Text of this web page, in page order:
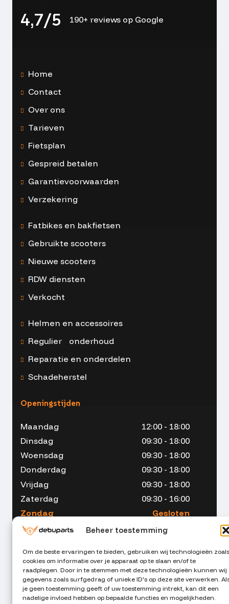
Beheer toestemming
Om de beste ervaringen te bieden, gebruiken wij technologieën zoals
cookies om informatie over je apparaat op te slaan en/of te
raadplegen. Door in te stemmen met deze technologieën kunnen wij
gegevens zoals surfgedrag of unieke ID's op deze site verwerken.
je geen toestemming geeft of uw toestemming intrekt, kan dit een
nadelige invloed hebben op bepaalde functies en mogelijkheden.
4,7/5 190+ reviews op Google
Home
Contact
Over ons
Tarieven
Fietsplan
Gespreid betalen
Garantievoorwaarden
Verzekering
Fatbikes en bakfietsen
Gebruikte scooters
Nieuwe scooters
RDW diensten
Verkocht
Helmen en accessoires
Regulier onderhoud
Reparatie en onderdelen
Schadeherstel
Openingstijden
Maandag
12:00 - 18:00
Dinsdag
09:30 - 18:00
Woensdag
09:30 - 18:00
Donderdag
09:30 - 18:00
Vrijdag
09:30 - 18:00
Zaterdag
09:30 - 16:00
Zondag
Gesloten
053 - 234 00 90
info@debuparts.nl